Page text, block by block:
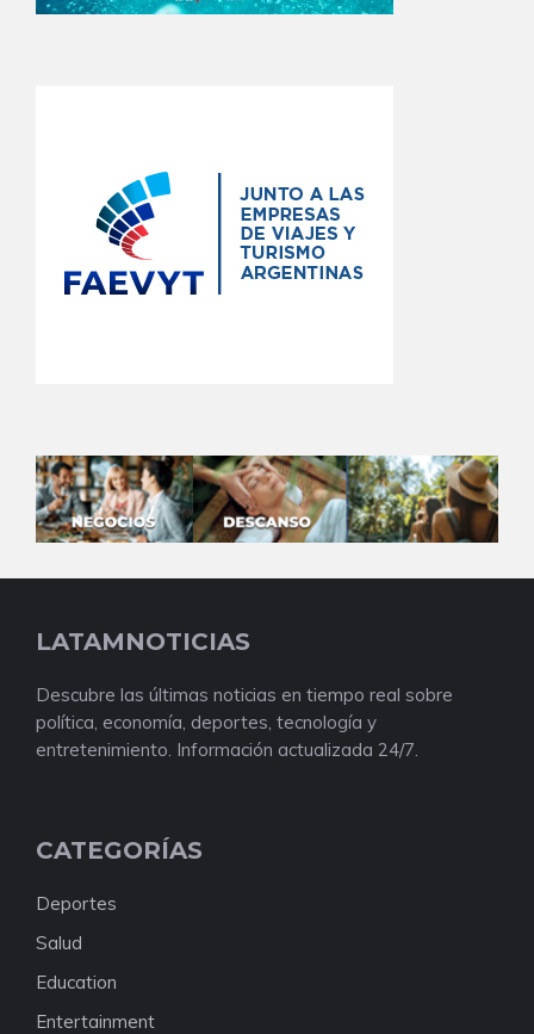
LATAMNOTICIAS
Descubre las últimas noticias en tiempo real sobre
política, economía, deportes, tecnología y
entretenimiento. Información actualizada 24/7.
CATEGORÍAS
Deportes
Salud
Education
Entertainment